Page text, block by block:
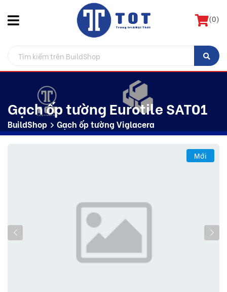
(0)
Gạch ốp tường Eurotile SAT01
BuildShop Gạch ốp tường Viglacera
Mới